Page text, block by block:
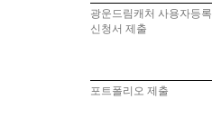
광운드림캐처 사용자등록
신청서 제출
포트폴리오 제출